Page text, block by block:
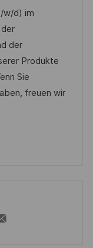
I
d
w/d) im
der
Produkte
Sie
freuen wir